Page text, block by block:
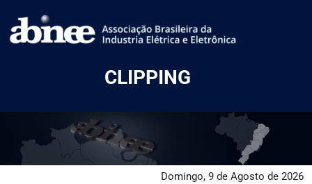
CLIPPING
Domingo, 9 de Agosto de 2026